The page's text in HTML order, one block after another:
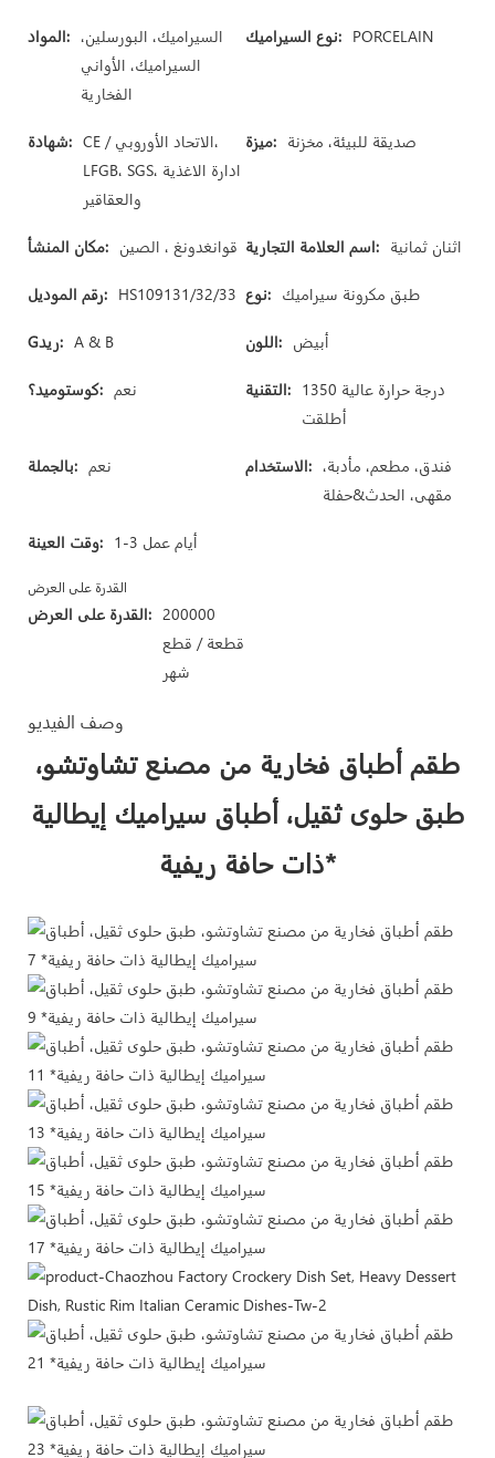
المواد: السيراميك، البورسلين،
السيراميك، الأواني
الفخارية
نوع السيراميك: PORCELAIN
شهادة: CE / الاتحاد الأوروبي،
LFGB، SGS، ادارة الاغذية
والعقاقير
ميزة: صديقة للبيئة، مخزنة
مكان المنشأ: قوانغدونغ ، الصين اسم العلامة التجارية: اثنان ثمانية
رقم الموديل: HS109131/32/33 نوع: طبق مكرونة سيراميك
Gريد: A & B اللون: أبيض
كوستوميد؟: نعم التقنية: 1350 درجة حرارة عالية
أطلقت
بالجملة: نعم الاستخدام: فندق، مطعم، مأدبة،
مقهى، الحدث&حفلة
وقت العينة: 1-3 أيام عمل
القدرة على العرض
القدرة على العرض: 200000
قطعة / قطع
شهر
وصف الفيديو
طقم أطباق فخارية من مصنع تشاوتشو،
طبق حلوى ثقيل، أطباق سيراميك إيطالية
ذات حافة ريفية*